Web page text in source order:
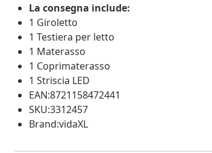
La consegna include:
1 Giroletto
1 Testiera per letto
1 Materasso
1 Coprimaterasso
1 Striscia LED
EAN:8721158472441
SKU:3312457
Brand:vidaXL